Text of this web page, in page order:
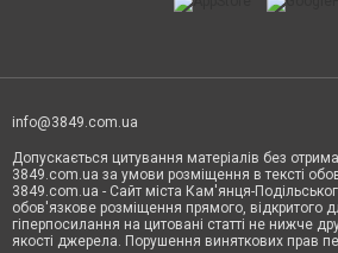
info@3849.com.ua
Допускається цитування матеріалів без
3849.com.ua за умови розміщення в тексті
3849.com.ua - Сайт міста Кам'янця-
обов'язкове розміщення прямого, відкритого
гіперпосилання на цитовані статті не нижче
якості джерела. Порушення виняткових прав